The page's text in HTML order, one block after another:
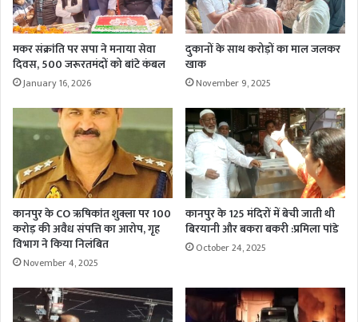
मकर संक्रांति पर सपा ने मनाया सेवा
दिवस, 500 जरूरतमंदों को बांटे कंबल
January 16, 2026
दुकानों के साथ करोड़ों का माल जलकर
खाक
November 9, 2025
कानपुर के CO ऋषिकांत शुक्ला पर 100
करोड़ की अवैध संपत्ति का आरोप, गृह
विभाग ने किया निलंबित
November 4, 2025
कानपुर के 125 मंदिरों में बेची जाती थी
बिरयानी और बकरा बकरी :प्रमिला पांडे
October 24, 2025